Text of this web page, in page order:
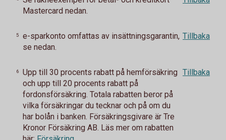
Mastercard nedan.
5
e-sparkonto omfattas av insättningsgarantin,
se nedan.
Tillbaka
6
Upp till 30 procents rabatt på hemförsäkring
och upp till 20 procents rabatt på
fordonsförsäkring. Totala rabatten beror på
vilka försäkringar du tecknar och på om du
har bolån i banken. Försäkringsgivare är Tre
Kronor Försäkring AB. Läs mer om rabatten
Tillbaka